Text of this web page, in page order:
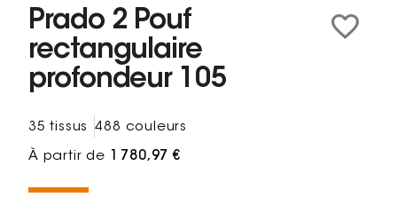
Prado 2 Pouf
rectangulaire
profondeur 105
35 tissus 488 couleurs
À partir de 1 780,97 €